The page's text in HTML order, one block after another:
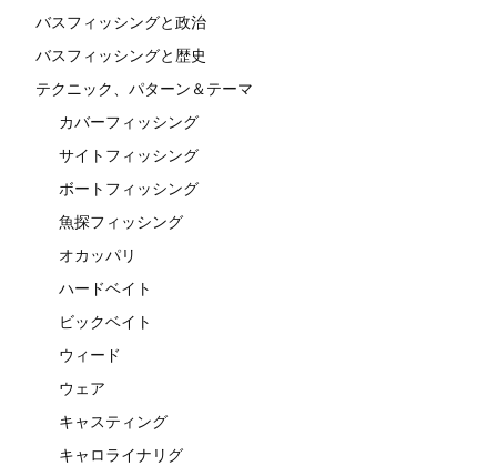
バスフィッシングと政治
バスフィッシングと歴史
テクニック、パターン＆テーマ
カバーフィッシング
サイトフィッシング
ボートフィッシング
魚探フィッシング
オカッパリ
ハードベイト
ビックベイト
ウィード
ウェア
キャスティング
キャロライナリグ